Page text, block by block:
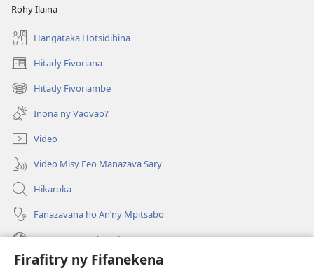
Firafitry ny Fifanekena
Rohy Ilaina
Hangataka Hotsidihina
Hitady Fivoriana
(manokatra
rohy) Hitady Fivoriambe
(manokatra
rohy) Inona ny Vaovao?
Video
Video Misy Feo Manazava Sary
Hikaroka
Fanazavana ho An’ny Mpitsabo
Fanazavana Ankapobeny
Fanampiana